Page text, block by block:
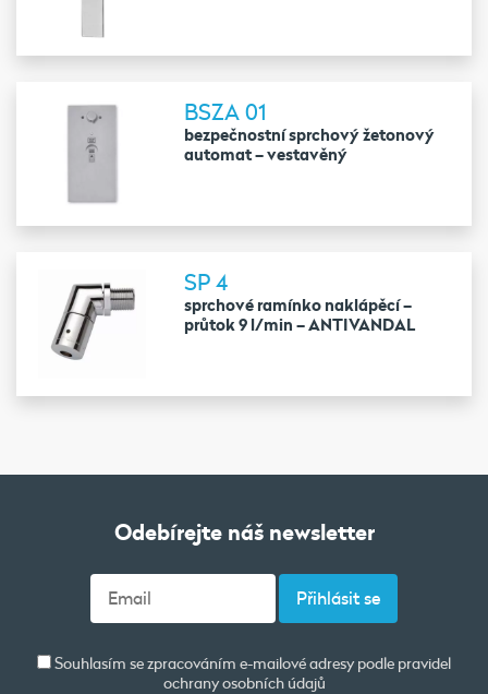
BSZA 01
bezpečnostní sprchový žetonový
automat – vestavěný
SP 4
sprchové ramínko naklápěcí –
průtok 9 l/min – ANTIVANDAL
Odebírejte náš newsletter
Souhlasím se zpracováním e-mailové adresy podle pravidel
ochrany osobních údajů